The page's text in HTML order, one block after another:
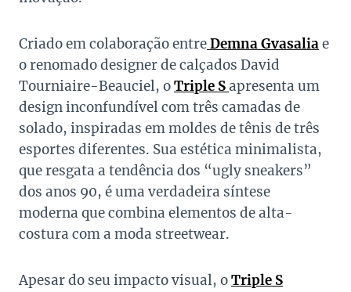
Criado em colaboração entreDemna Gvasaliae
o renomado designer de calçados David
Tourniaire-Beauciel, oTriple Sapresenta um
design inconfundível com três camadas de
solado, inspiradas em moldes de tênis de três
esportes diferentes. Sua estética minimalista,
que resgata a tendência dos “ugly sneakers”
dos anos 90, é uma verdadeira síntese
moderna que combina elementos de alta-
costura com a moda streetwear.
Apesar do seu impacto visual, oTriple S